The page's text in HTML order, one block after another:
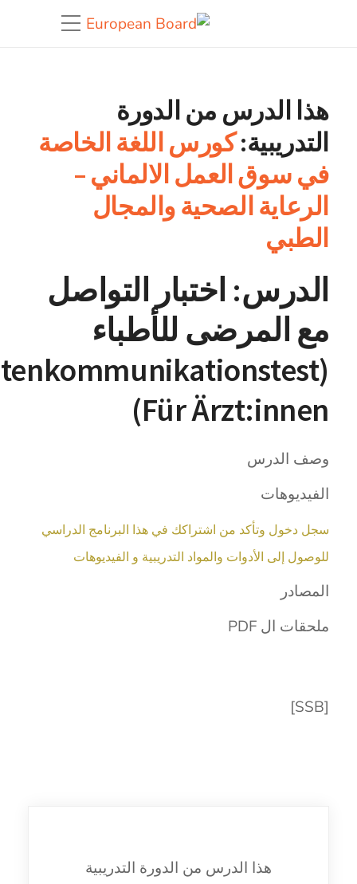
هذا الدرس من الدورة
التدريبية:كورس اللغة الخاصة
في سوق العمل الالماني –
الرعاية الصحية والمجال
الطبي
الدرس: اختبار التواصل
مع المرضى للأطباء
Für Ärzt:innen)
وصف الدرس
الفيديوهات
سجل دخول وتأكد من اشتراكك في هذا البرنامج الدراسي
للوصول إلى الأدوات والمواد التدريبية و الفيديوهات
المصادر
ملحقات ال PDF
[SSB]
هذا الدرس من الدورة التدريبية